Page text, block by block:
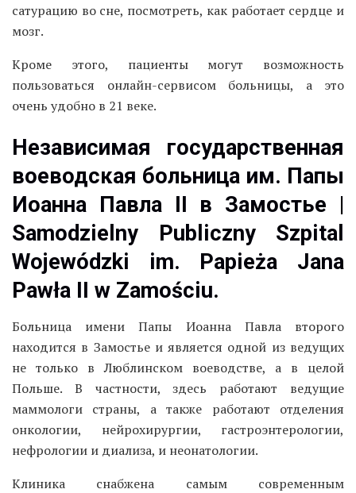
сатурацию во сне, посмотреть, как работает сердце и
мозг.
Кроме этого, пациенты могут возможность
пользоваться онлайн-сервисом больницы, а это
очень удобно в 21 веке.
Независимая государственная
воеводская больница им. Папы
Иоанна Павла II в Замостье |
Samodzielny Publiczny Szpital
Wojewódzki im. Papieża Jana
Pawła II w Zamościu.
Больница имени Папы Иоанна Павла второго
находится в Замостье и является одной из ведущих
не только в Люблинском воеводстве, а в целой
Польше. В частности, здесь работают ведущие
маммологи страны, а также работают отделения
онкологии, нейрохирургии, гастроэнтерологии,
нефрологии и диализа, и неонатологии.
Клиника снабжена самым современным